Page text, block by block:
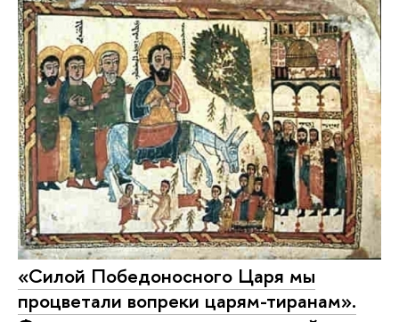
«Силой Победоносного Царя мы
процветали вопреки царям-тиранам».